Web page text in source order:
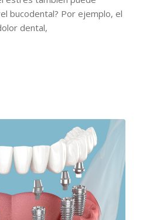
bucodental? Por ejemplo, el
dental,